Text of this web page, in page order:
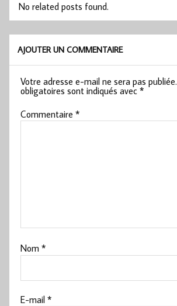
No related posts found.
AJOUTER UN COMMENTAIRE
Votre adresse e-mail ne sera pas publiée.
obligatoires sont indiqués avec*
Commentaire*
Nom*
E-mail*